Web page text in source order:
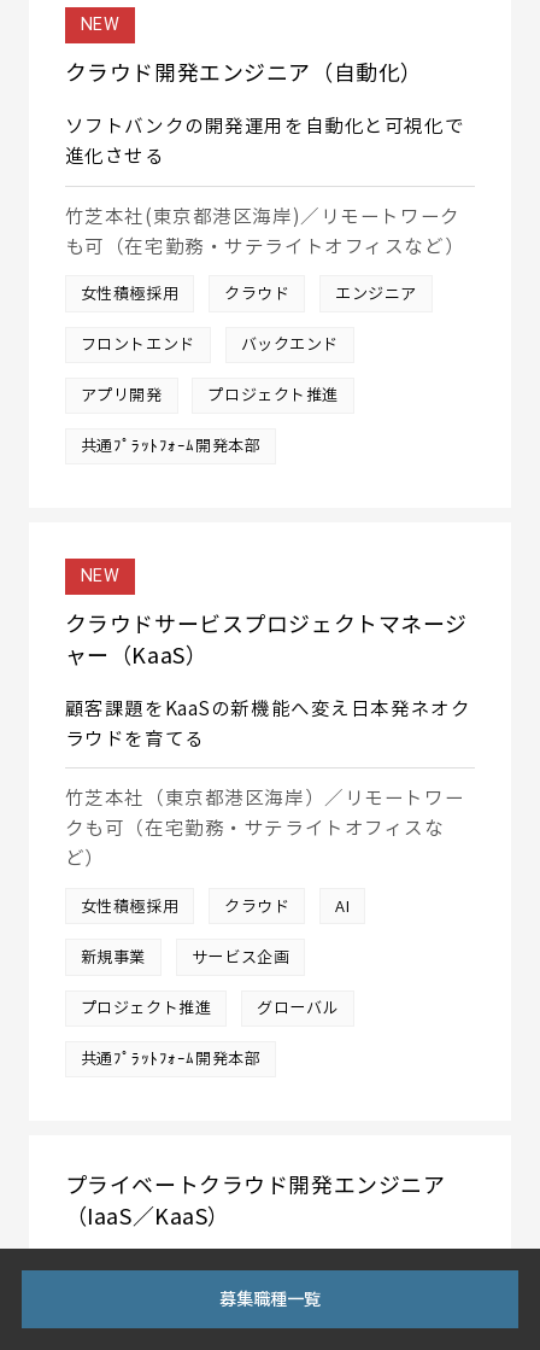
NEW
クラウド開発エンジニア（自動化）
ソフトバンクの開発運用を自動化と可視化で
進化させる
竹芝本社(東京都港区海岸)／リモートワーク
も可（在宅勤務・サテライトオフィスなど）
女性積極採用 クラウド エンジニア
フロントエンド バックエンド
アプリ開発 プロジェクト推進
共通ﾌﾟﾗｯﾄﾌｫｰﾑ開発本部
NEW
クラウドサービスプロジェクトマネージ
ャー（KaaS）
顧客課題をKaaSの新機能へ変え日本発ネオク
ラウドを育てる
竹芝本社（東京都港区海岸）／リモートワー
クも可（在宅勤務・サテライトオフィスな
ど）
女性積極採用 クラウド AI
新規事業 サービス企画
プロジェクト推進 グローバル
共通ﾌﾟﾗｯﾄﾌｫｰﾑ開発本部
プライベートクラウド開発エンジニア
（IaaS／KaaS）
ソフトバンクの中核事業を支える、次世代プ
ライベートクラウド基盤をつくる
募集職種一覧